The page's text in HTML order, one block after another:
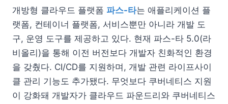
개방형 클라우드 플랫폼 파스-타는 애플리케이션 플
랫폼, 컨테이너 플랫폼, 서비스뿐만 아니라 개발 도
구, 운영 도구를 제공하고 있다. 현재 파스-타 5.0(라
비올리)을 통해 이전 버전보다 개발자 친화적인 환경
을 갖췄다. CI/CD를 지원하며, 개발 관련 라이프사이
클 관리 기능도 추가됐다. 무엇보다 쿠버네티스 지원
이 강화돼 개발자가 클라우드 파운드리와 쿠버네티스